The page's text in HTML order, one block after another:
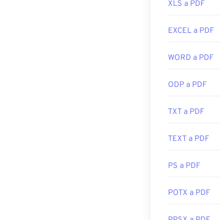
La mayoría de
es muy
Desarrollado
https://
XLS a PDF
EXCEL a PDF
WORD a PDF
ODP a PDF
TXT a PDF
TEXT a PDF
PS a PDF
POTX a PDF